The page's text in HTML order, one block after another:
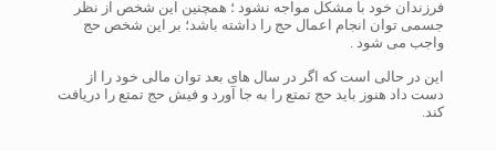
فرزندان خود با مشکل مواجه نشود ؛ همچنین این شخص از نظر
جسمی توان انجام اعمال حج را داشته باشد؛ بر این شخص حج
واجب می شود .
این در حالی است که اگر در سال های بعد توان مالی خود را از
دست داد هنوز باید حج تمتع را به جا آورد و فیش حج تمتع را دریافت
کند.